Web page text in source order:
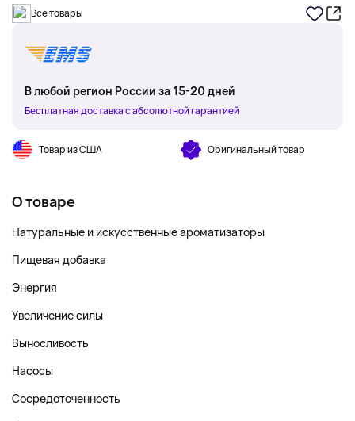
Все товары
В любой регион России за 15-20 дней
Бесплатная доставка с абсолютной гарантией
Товар из США Оригинальный товар
О товаре
Натуральные и искусственные ароматизаторы
Пищевая добавка
Энергия
Увеличение силы
Выносливость
Насосы
Сосредоточенность